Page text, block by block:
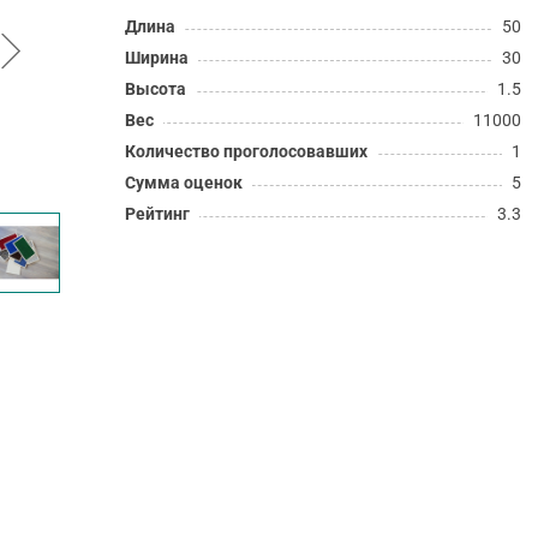
Длина
50
Ширина
30
Высота
1.5
Вес
11000
Количество проголосовавших
1
Сумма оценок
5
Рейтинг
3.3